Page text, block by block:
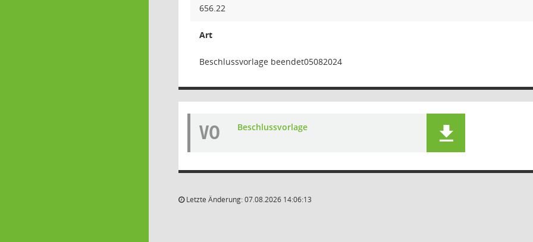
656.22
Art
Beschlussvorlage beendet05082024
VO Beschlussvorlage
Letzte Änderung: 07.08.2026 14:06:13